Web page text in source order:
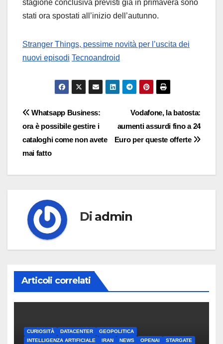
stagione conclusiva previsti già in primavera sono
stati ora spostati all’inizio dell’autunno.
Stranger Things, pessime novità per l’uscita dei
nuovi episodi Tecnoandroid
Navigazione
articoli
Vodafone, la batosta:
aumenti assurdi fino a 24
Euro per queste offerte
Whatsapp Business:
ora è possibile gestire i
cataloghi come non avete
mai fatto
Di admin
Articoli correlati
CURIOSITÀ DATACENTER
GEOPOLITICA
INTELLIGENZA ARTIFICIALE
IRAN NEWS OPENAI STARGATE